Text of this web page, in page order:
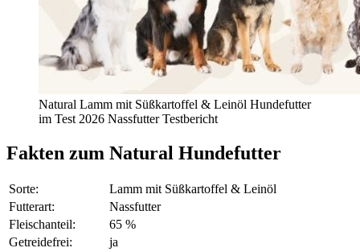
Natural Lamm mit Süßkartoffel & Leinöl Hundefutter
im Test 2026 Nassfutter Testbericht
Fakten zum Natural Hundefutter
Sorte:
Lamm mit Süßkartoffel & Leinöl
Futterart:
Nassfutter
Fleischanteil:
65 %
Getreidefrei:
ja